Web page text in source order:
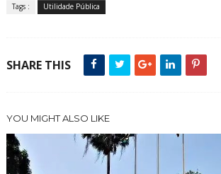
Tags : Utilidade Pública
SHARE THIS
YOU MIGHT ALSO LIKE